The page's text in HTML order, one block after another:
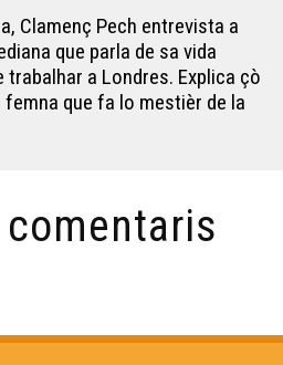
Casteret - Cara e Cara
e Cara
- Cara e Cara
Clamenç Pech entrevista a
que parla de sa vida
trabalhar a Londres. Explica çò
femna que fa lo mestièr de la